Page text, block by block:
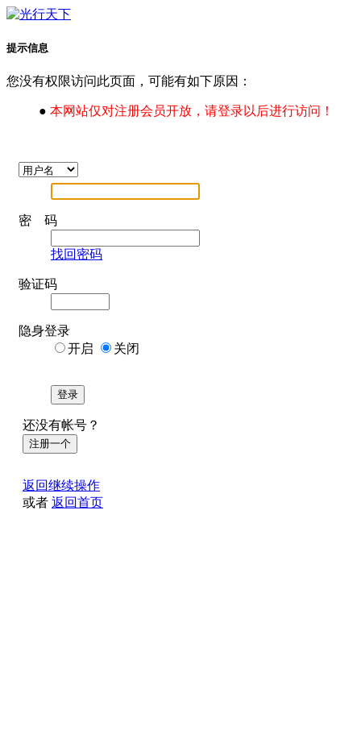
提示信息
您没有权限访问此页面，可能有如下原因：
● 本网站仅对注册会员开放，请登录以后进行访问！
密 码
找回密码
验证码
隐身登录
开启
关闭
登录
还没有帐号？
注册一个
返回继续操作
或者 返回首页